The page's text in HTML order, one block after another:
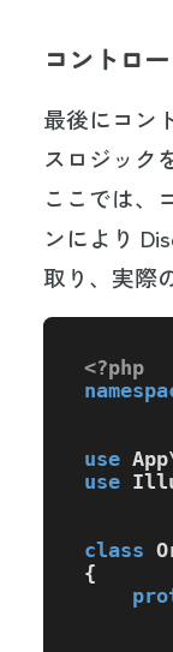
コントロ
最後にコン
スロジック
ここでは、
ンにより
取り、実際
<?php
use App
use
class
{